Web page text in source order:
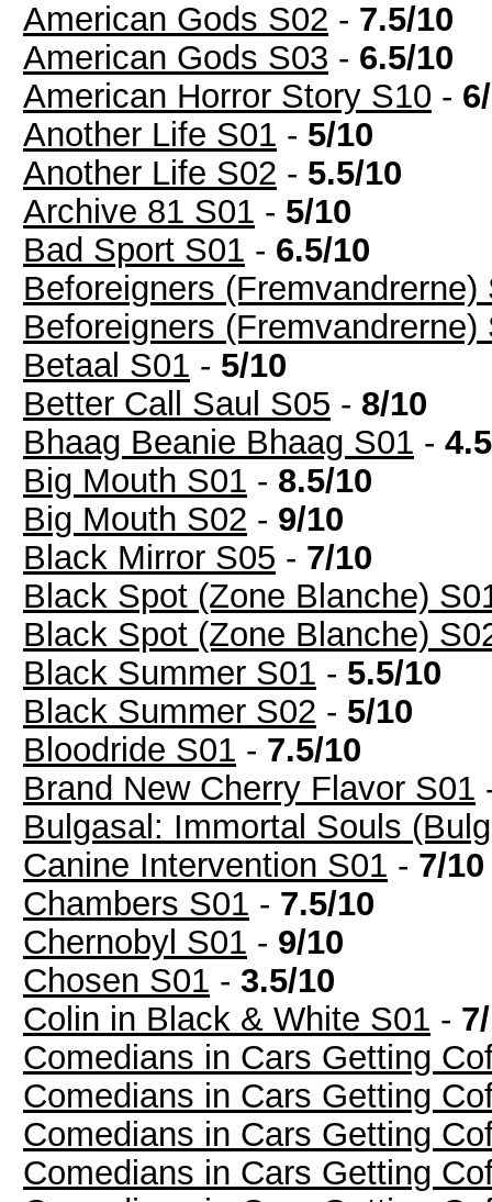
American Gods S02 - 7.5/10
American Gods S03 - 6.5/10
American Horror Story S10 -
Another Life S01 - 5/10
Another Life S02 - 5.5/10
Archive 81 S01 - 5/10
Bad Sport S01 - 6.5/10
Beforeigners (Fremvandrerne)
Beforeigners (Fremvandrerne)
Betaal S01 - 5/10
Better Call Saul S05 - 8/10
Bhaag Beanie Bhaag S01 -
Big Mouth S01 - 8.5/10
Big Mouth S02 - 9/10
Black Mirror S05 - 7/10
Black Spot (Zone Blanche)
Black Spot (Zone Blanche)
Black Summer S01 - 5.5/10
Black Summer S02 - 5/10
Bloodride S01 - 7.5/10
Brand New Cherry Flavor S01
Bulgasal: Immortal Souls
Canine Intervention S01 - 7/10
Chambers S01 - 7.5/10
Chernobyl S01 - 9/10
Chosen S01 - 3.5/10
Colin in Black & White S01 -
Comedians in Cars Getting
Comedians in Cars Getting
Comedians in Cars Getting
Comedians in Cars Getting